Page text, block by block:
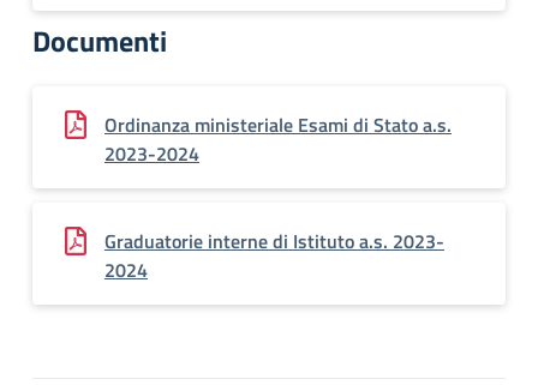
Documenti
Ordinanza ministeriale Esami di Stato a.s.
2023-2024
Graduatorie interne di Istituto a.s. 2023-
2024